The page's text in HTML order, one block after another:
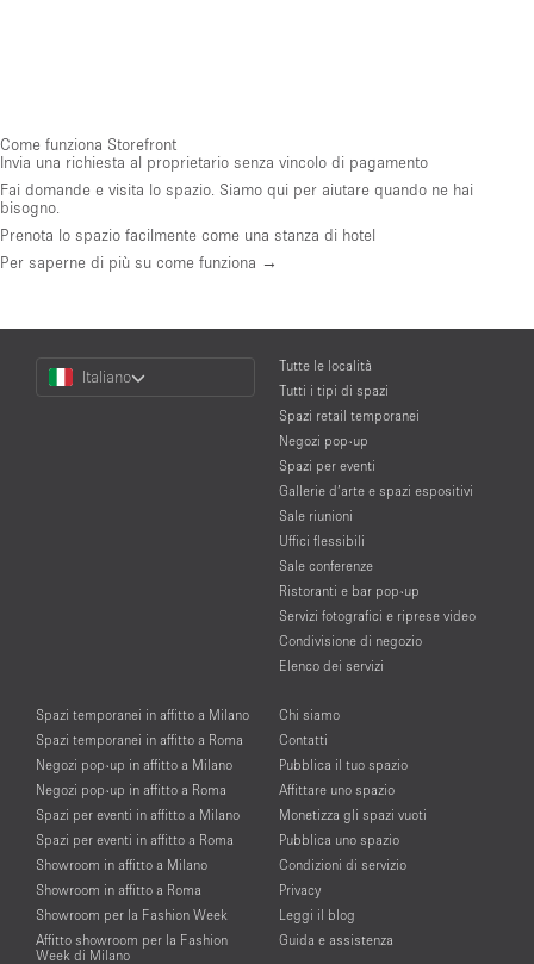
Come funziona Storefront
Invia una richiesta al proprietario senza vincolo di pagamento
Fai domande e visita lo spazio. Siamo qui per aiutare quando ne hai
bisogno.
Prenota lo spazio facilmente come una stanza di hotel
Per saperne di più su come funziona →
Choose
Language
Italiano
Tutte le località
Tutti i tipi di spazi
Spazi retail temporanei
Negozi pop-up
Spazi per eventi
Gallerie d’arte e spazi espositivi
Sale riunioni
Uffici flessibili
Sale conferenze
Ristoranti e bar pop-up
Servizi fotografici e riprese video
Condivisione di negozio
Elenco dei servizi
Spazi temporanei in affitto a Milano
Spazi temporanei in affitto a Roma
Negozi pop-up in affitto a Milano
Negozi pop-up in affitto a Roma
Spazi per eventi in affitto a Milano
Spazi per eventi in affitto a Roma
Showroom in affitto a Milano
Showroom in affitto a Roma
Showroom per la Fashion Week
Affitto showroom per la Fashion
Week di Milano
Chi siamo
Contatti
Pubblica il tuo spazio
Affittare uno spazio
Monetizza gli spazi vuoti
Pubblica uno spazio
Condizioni di servizio
Privacy
Leggi il blog
Guida e assistenza